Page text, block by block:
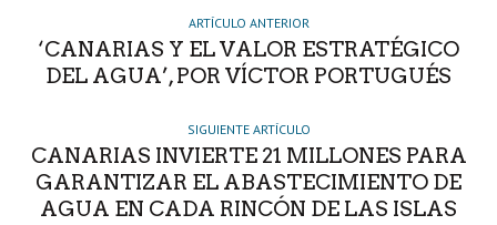
ARTÍCULO ANTERIOR
‘CANARIAS Y EL VALOR ESTRATÉGICO
DEL AGUA’, POR VÍCTOR PORTUGUÉS
SIGUIENTE ARTÍCULO
CANARIAS INVIERTE 21 MILLONES PARA
GARANTIZAR EL ABASTECIMIENTO DE
AGUA EN CADA RINCÓN DE LAS ISLAS